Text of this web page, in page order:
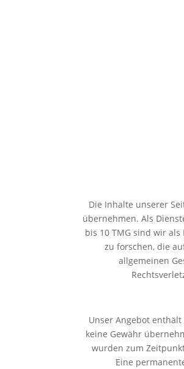
Die Inhalte unserer
übernehmen. Als
bis 10 TMG sind wir
zu forschen, die
allgemeinen
Unser Angebot
keine Gewähr
wurden zum
Eine